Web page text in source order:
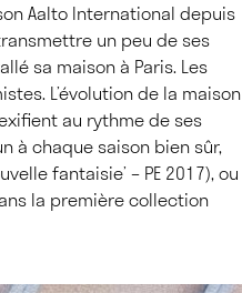
Aalto International depuis
un peu de ses
sa maison à Paris. Les
L’évolution de la maison
au rythme de ses
à chaque saison bien sûr,
fantaisie’ – PE 2017), ou
la première collection